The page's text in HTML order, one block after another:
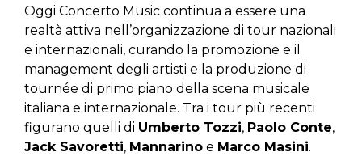
Oggi Concerto Music continua a essere una
realtà attiva nell’organizzazione di tour nazionali
e internazionali, curando la promozione e il
management degli artisti e la produzione di
tournée di primo piano della scena musicale
italiana e internazionale. Tra i tour più recenti
figurano quelli di Umberto Tozzi, Paolo Conte,
Jack Savoretti, Mannarino e Marco Masini.